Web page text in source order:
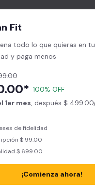
hasta con 5 amigos
de masaje
Fit App - Tu plan de
Fit GO
en la app
a todas las áreas de
Fit
todo lo que quieras en tu
y paga menos
100% OFF
1er mes , después $
de fidelidad
$ 99.00
$ 699.00
¡Comienza ahora!